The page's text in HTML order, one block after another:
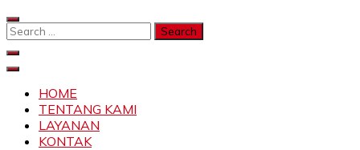
Skip
to
Search
SKYLIFTHOME
TENTANG KAMI
LAYANAN
KONTAK